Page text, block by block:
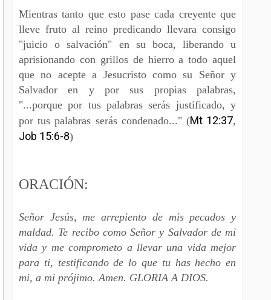
Mientras tanto que esto pase cada creyente que
lleve fruto al reino predicando llevara consigo
"juicio o salvación" en su boca, liberando u
aprisionando con grillos de hierro a todo aquel
que no acepte a Jesucristo como su Señor y
Salvador en y por sus propias palabras,
"...porque por tus palabras serás justificado, y
por tus palabras serás condenado..." (Mt 12:37,
Job 15:6-8)
ORACIÓN:
Señor Jesús, me arrepiento de mis pecados y
maldad. Te recibo como Señor y Salvador de mi
vida y me comprometo a llevar una vida mejor
para ti, testificando de lo que tu has hecho en
mi, a mi prójimo. Amen. GLORIA A DIOS.